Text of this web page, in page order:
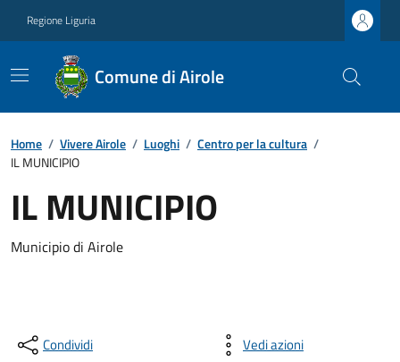
Regione Liguria
Comune di Airole
Home / Vivere Airole / Luoghi / Centro per la cultura /
IL MUNICIPIO
IL MUNICIPIO
Municipio di Airole
Condividi Vedi azioni